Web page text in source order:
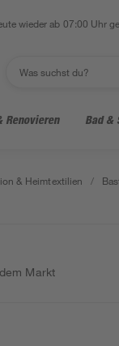
wieder ab 07:00 Uhr
Renovieren Bad &
& Heimtextilien /
Markt